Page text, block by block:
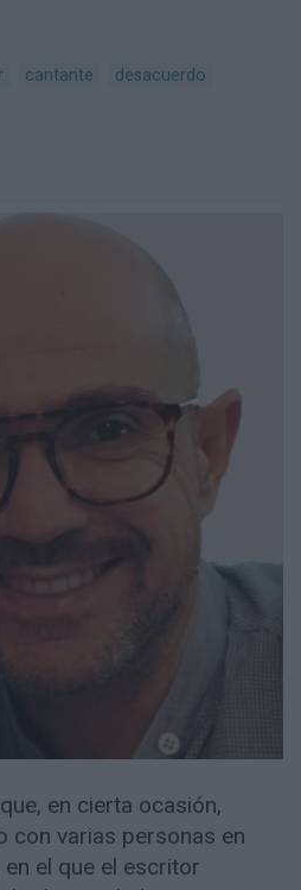
cantante desacuerdo
que, en cierta ocasión,
con varias personas en
en el que el escritor